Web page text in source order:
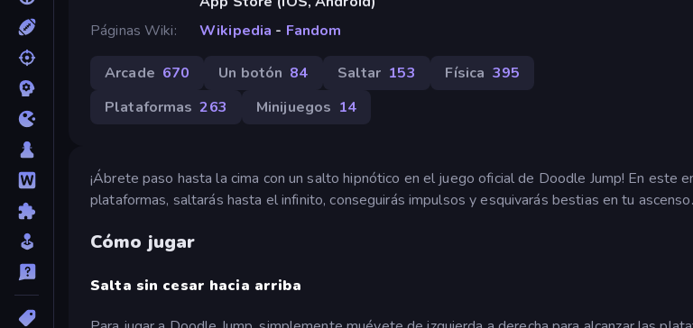
Páginas Wiki
Wikipedia - Fandom
Arcade 670 Un botón 84 Saltar 153 Física 395
Plataformas 263 Minijuegos 14
¡Ábrete paso hasta la cima con un salto hipnótico en el juego oficial de Doodle Jump! En este
plataformas, saltarás hasta el infinito, conseguirás impulsos y esquivarás bestias en tu
Cómo jugar
Salta sin cesar hacia arriba